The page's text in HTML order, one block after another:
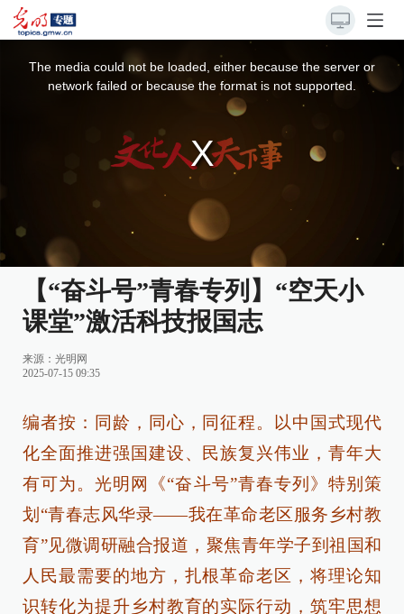
The media could not be loaded, either because the server or
network failed or because the format is not supported.
【“奋斗号”青春专列】“空天小
课堂”激活科技报国志
来源： 光明网
2025-07-15 09:35
编者按：同龄，同心，同征程。以中国式现代
化全面推进强国建设、民族复兴伟业，青年大
有可为。光明网《“奋斗号”青春专列》特别策
划“青春志风华录——我在革命老区服务乡村教
育”见微调研融合报道，聚焦青年学子到祖国和
人民最需要的地方，扎根革命老区，将理论知
识转化为提升乡村教育的实际行动，筑牢思想